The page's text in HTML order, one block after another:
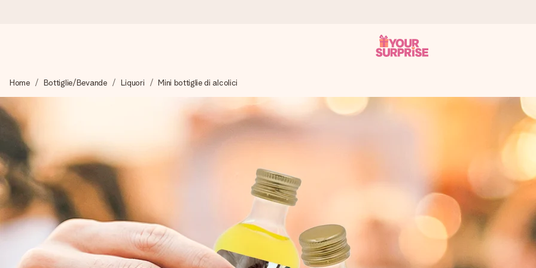
Prepariamo il tuo regalo con attenzione e lo spediamo in un lampo – così potrai consegnarlo al momento giusto, quando conta
4,7 (basato su +15.000 recensioni)
I nostri regali ispirano. I clienti ci valutano 4,7 su Google Reviews.
Biglietto d'auguri gratuito
Realizza qualcosa di unico in pochi passi – con il suo nome, una tua foto o un messaggio che tocchi il cuore. Nessuna
perfetto.
Home Bottiglie/Bevande Liquori Mini bottiglie di alcolici